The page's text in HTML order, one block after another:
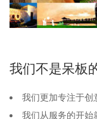
我们不是呆板
我们更加专注于创
我们从服务的开始